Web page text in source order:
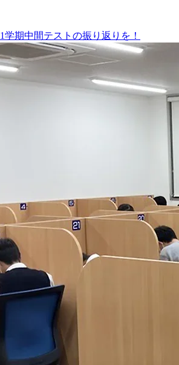
1学期中間テストの振り返りを！